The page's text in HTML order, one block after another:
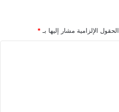
الحقول الإلزامية مشار إليها بـ *